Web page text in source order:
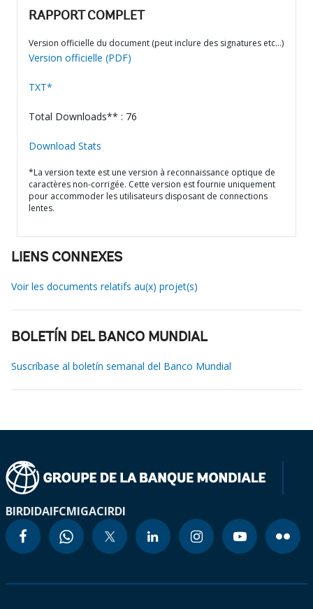
RAPPORT COMPLET
Version officielle du document (peut inclure des signatures etc…)
Version officielle (PDF)
TXT*
Total Downloads** : 76
Download Stats
*La version texte est une version à reconnaissance optique de
caractères non-corrigée. Cette version est fournie uniquement
pour accommoder les utilisateurs disposant de connections
lentes.
LIENS CONNEXES
Voir les documents relatifs au(x) projet(s)
BOLETÍN DEL BANCO MUNDIAL
Suscríbase al boletín semanal del Banco Mundial
BIRDIDAIFCMIGACIRDI